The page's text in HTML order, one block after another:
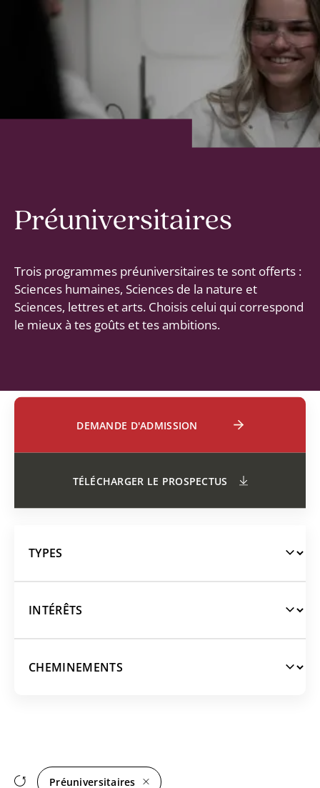
Préuniversitaires
Trois programmes préuniversitaires te sont offerts :
Sciences humaines, Sciences de la nature et
Sciences, lettres et arts. Choisis celui qui correspond
le mieux à tes goûts et tes ambitions.
DEMANDE D'ADMISSION
TÉLÉCHARGER LE PROSPECTUS
TECHNIQUES
AEC
PARCOURS ET CHEMINEMENTS
ART ET CULTURE
EN CLASSE
Préuniversitaires